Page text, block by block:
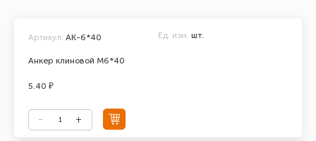
Анкер клиновой М6*40
Артикул: АК-6*40 Ед. изм. шт.
5.40 ₽